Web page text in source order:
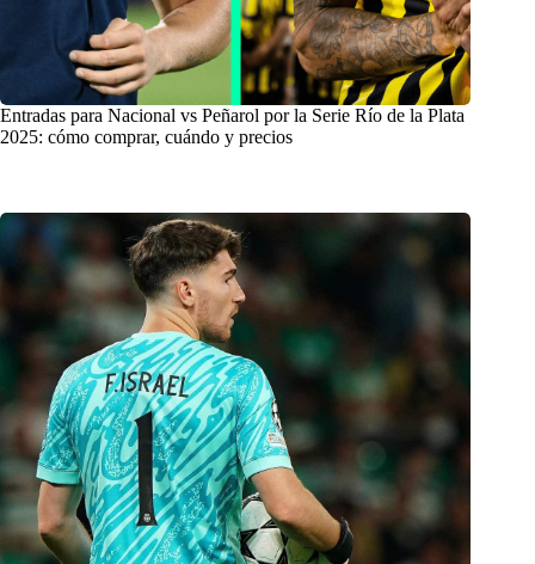
Entradas para Nacional vs Peñarol por la Serie Río de la Plata
2025: cómo comprar, cuándo y precios